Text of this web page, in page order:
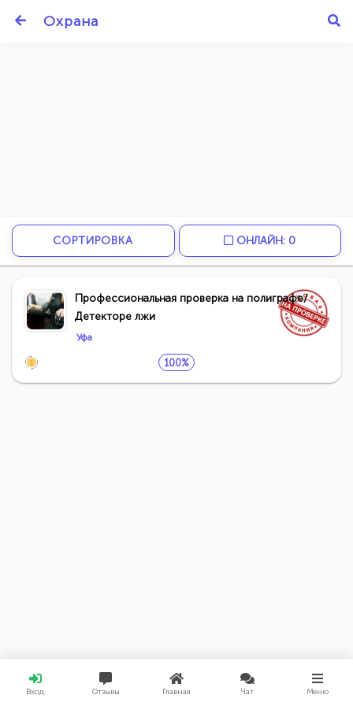
Охрана
Вход Отзывы Главная Чат Меню
СОРТИРОВКА ОНЛАЙН: 0
Профессиональная проверка на полиграфе/
Детекторе лжи
Уфа
100%